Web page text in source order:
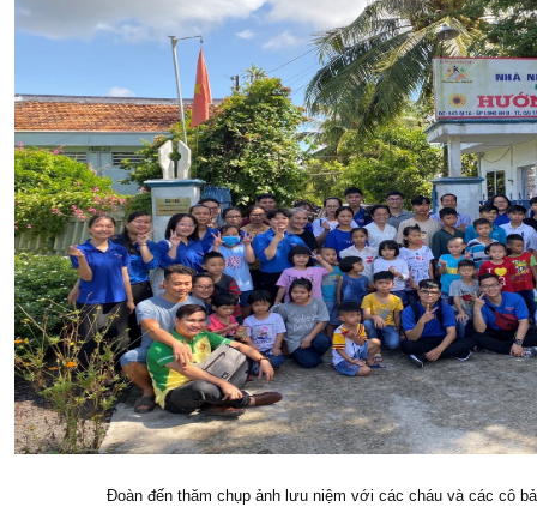
Đoàn đến thăm chụp ảnh lưu niệm với các cháu và các cô